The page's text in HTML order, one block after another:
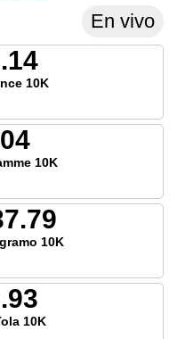
En vivo
10K
10K
10K
10K